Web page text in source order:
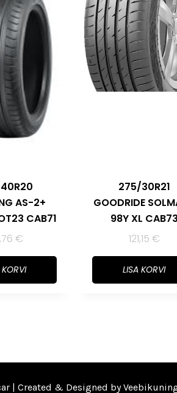
AS-2+
CAB71
€
KORVI
275/30R21
GOODRIDE
98Y XL CAB73
121,15 €
LISA KORVI
| Created & Designed by